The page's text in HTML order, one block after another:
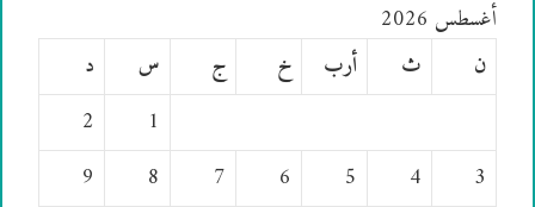
أغسطس 2026
ن
ث أرب خ ج س
د
1
2
3
4
5
6
7
8
9